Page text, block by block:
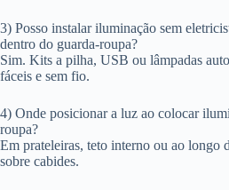
3) Posso instalar iluminação sem
dentro do guarda-roupa?
Sim. Kits a pilha, USB ou lâmpadas
fáceis e sem fio.
4) Onde posicionar a luz ao colocar
roupa?
Em prateleiras, teto interno ou ao longo
sobre cabides.